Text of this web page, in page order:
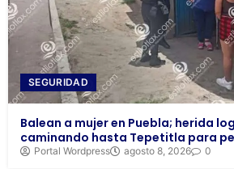
SEGURIDAD
Balean a mujer en Puebla; herida
caminando hasta Tepetitla para
Portal Wordpress agosto 8, 2026 0